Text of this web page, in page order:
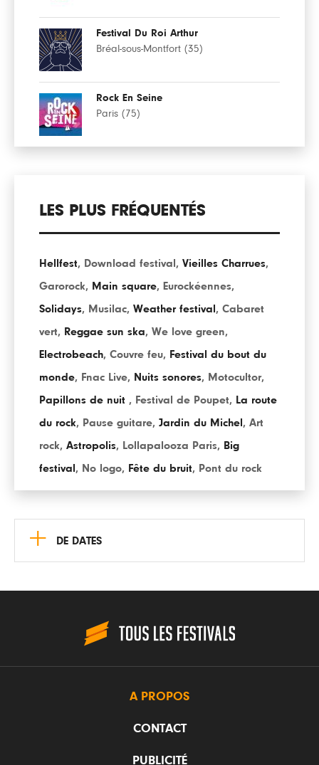
Festival Du Roi Arthur
Bréal-sous-Montfort (35)
Rock En Seine
Paris (75)
LES PLUS FRÉQUENTÉS
Hellfest, Download festival , Vieilles Charrues,
Garorock, Main square, Eurockéennes,
Solidays, Musilac, Weather festival , Cabaret
vert, Reggae sun ska, We love green,
Electrobeach, Couvre feu, Festival du bout du
monde, Fnac Live, Nuits sonores, Motocultor,
Papillons de nuit , Festival de Poupet, La route
du rock, Pause guitare, Jardin du Michel , Art
rock, Astropolis, Lollapalooza Paris, Big
festival , No logo, Fête du bruit, Pont du rock
+ DE DATES
A PROPOS
CONTACT
PUBLICITÉ